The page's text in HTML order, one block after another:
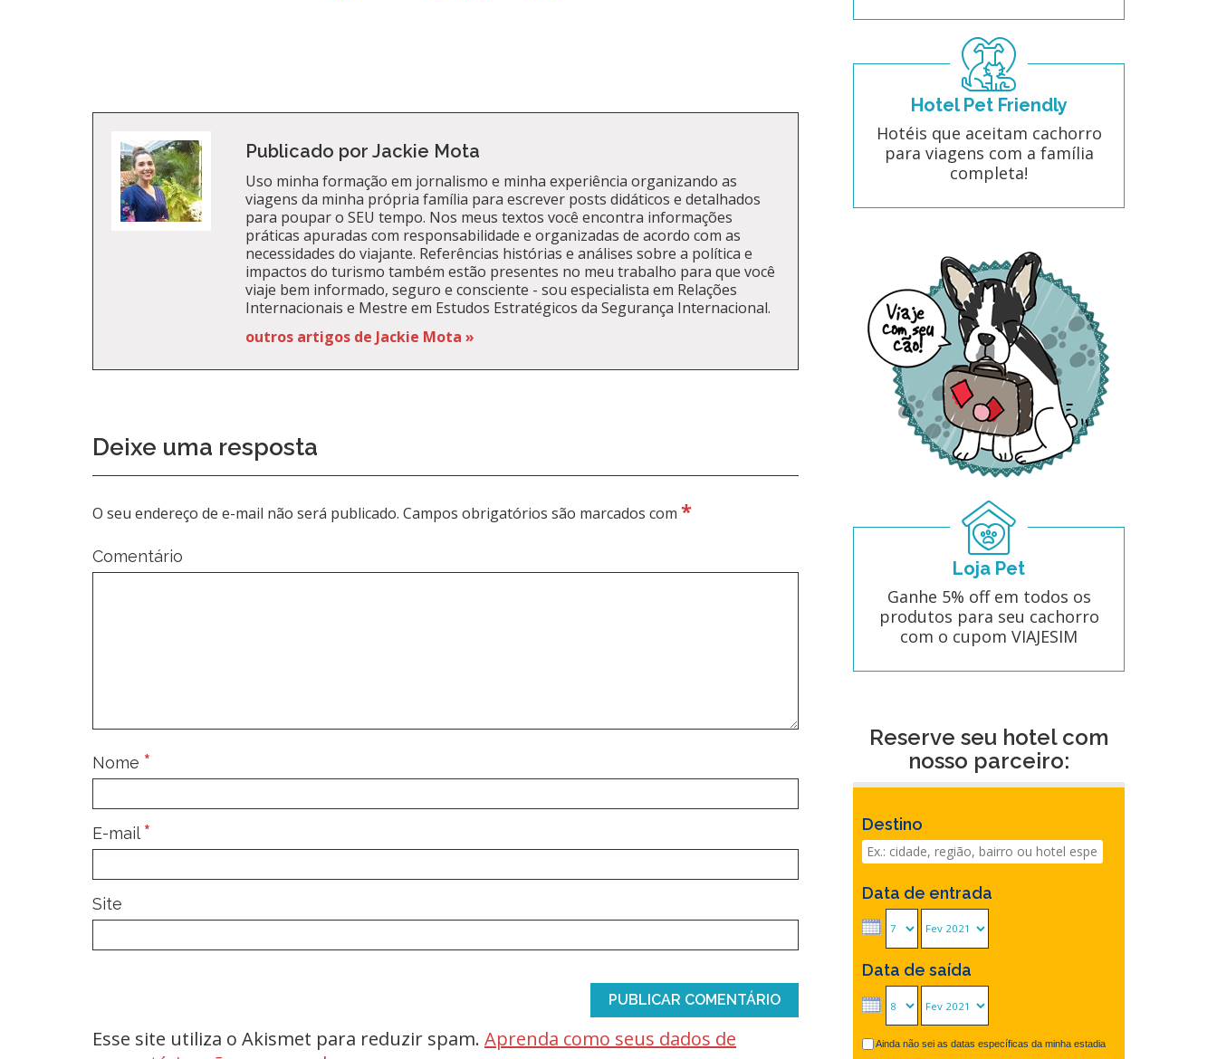
Publicado por Jackie Mota
Uso minha formação em jornalismo e minha experiência organizando as
viagens da minha própria família para escrever posts didáticos e detalhados
para poupar o SEU tempo. Nos meus textos você encontra informações
práticas apuradas com responsabilidade e organizadas de acordo com as
necessidades do viajante. Referências histórias e análises sobre a política e
impactos do turismo também estão presentes no meu trabalho para que você
viaje bem informado, seguro e consciente - sou especialista em Relações
Internacionais e Mestre em Estudos Estratégicos da Segurança Internacional.
outros artigos de Jackie Mota »
Deixe uma resposta
O seu endereço de e-mail não será publicado. Campos obrigatórios são marcados com *
Comentário
Nome *
E-mail *
Site
Esse site utiliza o Akismet para reduzir spam. Aprenda como seus dados de
Hotel Pet Friendly
Hotéis que aceitam cachorro
para viagens com a família
completa!
Loja Pet
Ganhe 5% off em todos os
produtos para seu cachorro
com o cupom VIAJESIM
Reserve seu hotel com
nosso parceiro:
Destino
Data de entrada
Data de saída
Ainda não sei as datas específicas da minha estadia